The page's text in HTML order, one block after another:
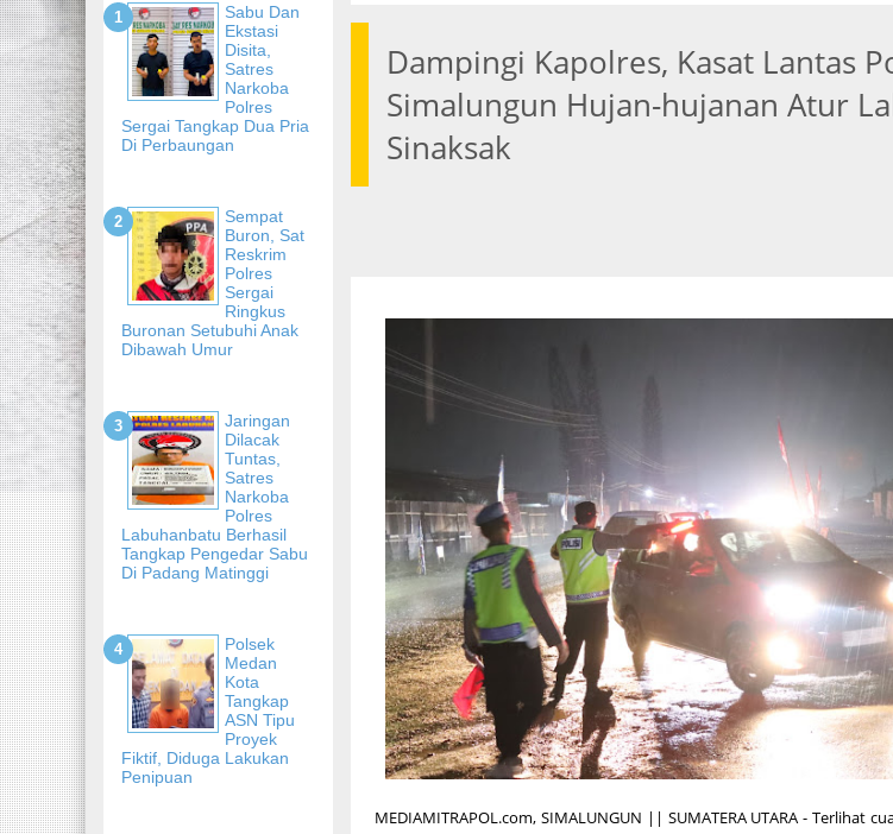
Sabu Dan
Ekstasi
Disita,
Satres
Narkoba
Polres
Sergai Tangkap Dua Pria
Di Perbaungan
Sempat
Buron, Sat
Reskrim
Polres
Sergai
Ringkus
Buronan Setubuhi Anak
Dibawah Umur
Jaringan
Dilacak
Tuntas,
Satres
Narkoba
Polres
Labuhanbatu Berhasil
Tangkap Pengedar Sabu
Di Padang Matinggi
Polsek
Medan
Kota
Tangkap
ASN Tipu
Proyek
Fiktif, Diduga Lakukan
Penipuan
Dampingi Kapolres, Kasat Lantas
Simalungun Hujan-hujanan Atur
Sinaksak
MEDIAMITRAPOL.com, SIMALUNGUN || SUMATERA UTARA - Terlihat